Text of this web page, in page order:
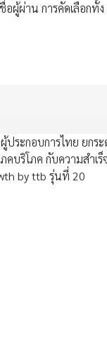
ชื่อผู้ผ่าน การคัดเลือก